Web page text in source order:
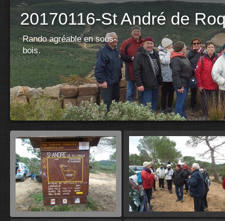
20170116-St André de
Rando agréable en sous-
bois.